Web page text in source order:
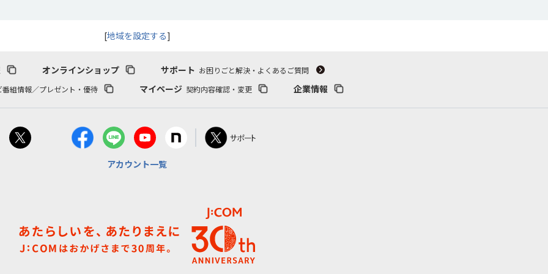
[地域を設定する]
オンラインショップ サポート お困りごと解決・よくあるご質問
番組情報／プレゼント・優待 マイページ 契約内容確認・変更 企業情報
アカウント一覧